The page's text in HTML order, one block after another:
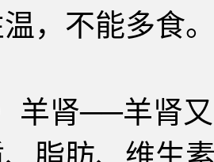
，不能多食
）羊肾──羊肾